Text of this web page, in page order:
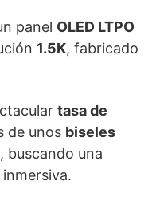
panel OLED LTPO
1.5K, fabricado
tasa de
de unos biseles
, buscando una